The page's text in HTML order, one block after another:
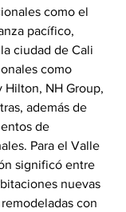
como el
pacífico,
ciudad de Cali
como
Hilton, NH Group,
además de
de
Para el Valle
significó entre
nuevas
con